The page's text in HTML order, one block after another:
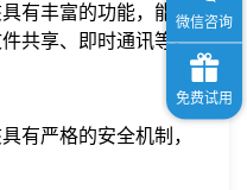
有丰富的功能，能够
共享、即时通讯等。
有严格的安全机制，